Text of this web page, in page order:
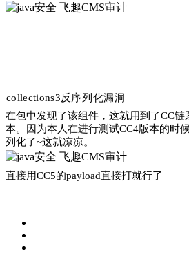
collections3反序列化漏洞
在包中发现了该组件 ，这就用到了CC链
本。 因为本人在进行测试CC4版本的时
列化了~这就凉凉。
直接用CC5的payload直接打就行了